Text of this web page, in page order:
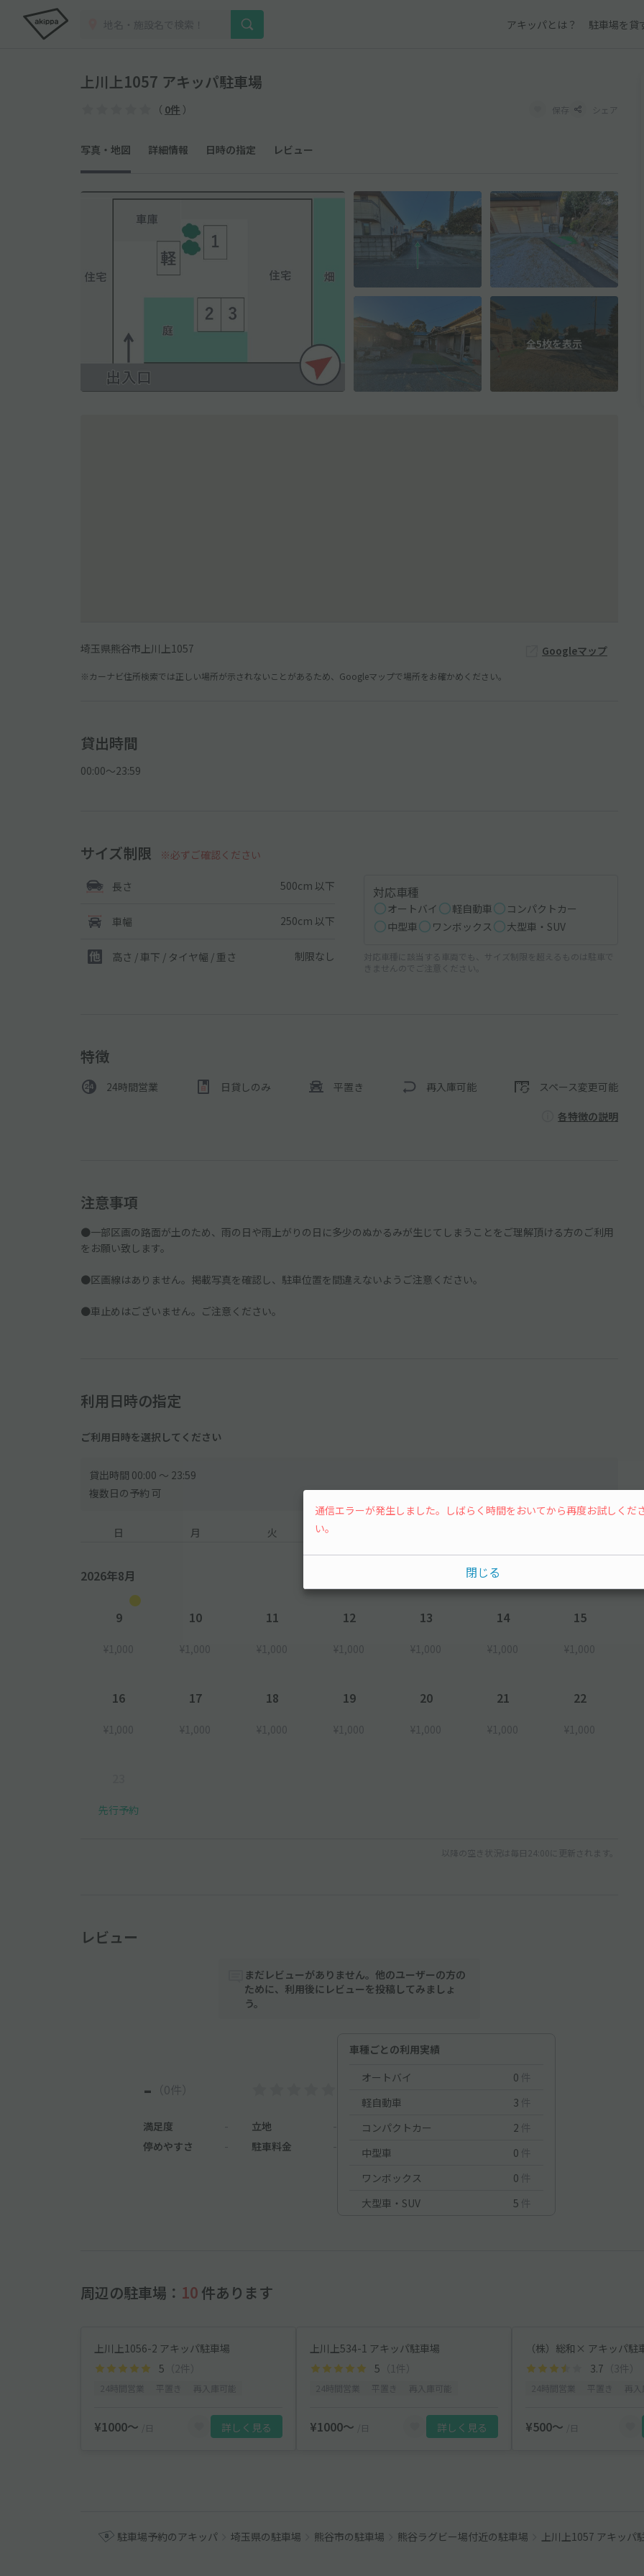
アキッパとは？ 駐車場を貸
上川上1057 アキッパ駐車場
（ 0件 ） 保存 シェア
写真・地図 詳細情報 日時の指定 レビュー
全5枚を表示
埼玉県熊谷市上川上1057 Googleマップ
※カーナビ住所検索では正しい場所が示されないことがあるため、Googleマップで場所をお確かめください。
貸出時間
00:00〜23:59
サイズ制限 ※必ずご確認ください
長さ 500cm 以下
車幅 250cm 以下
高さ / 車下 / タイヤ幅 / 重さ 制限なし
対応車種
オートバイ 軽自動車
コンパクトカー
中型車
ワンボックス 大型車・SUV
対応車種に該当する車両でも、サイズ制限を超えるものは駐車で
きませんのでご注意ください。
特徴
24時間営業 日貸しのみ 平置き 再入庫可能 スペース変更可能
各特徴の説明
注意事項
●一部区画の路面が土のため、雨の日や雨上がりの日に多少のぬかるみが生じてしまうことをご理解頂ける方のご利用
をお願い致します。
●区画線はありません。掲載写真を確認し、駐車位置を間違えないようご注意ください。
●車止めはございません。ご注意ください。
利用日時の指定
ご利用日時を選択してください
貸出時間 00:00 〜 23:59
複数日の予約 可
日 月 火
2026年8月
9
¥1,000
10
¥1,000
11
¥1,000
12
¥1,000
13
¥1,000
14
¥1,000
15
¥1,000
16
¥1,000
17
¥1,000
18
¥1,000
19
¥1,000
20
¥1,000
21
¥1,000
22
¥1,000
先行予約
以降の空き状況は毎日24:00に更新されます。
レビュー
まだレビューがありません。他のユーザーの方の
ために、利用後にレビューを投稿してみましょ
う。
- （0件）
満足度 立地
停めやすさ
駐車料金
車種ごとの利用実績
オートバイ
0 件
軽自動車
3 件
コンパクトカー
2 件
中型車
0 件
ワンボックス
0 件
大型車・SUV
5 件
周辺の駐車場： 10 件あります
上川上1056-2 アキッパ駐車場
5 （2件）
¥1000〜 /日 詳しく見る
上川上534-1 アキッパ駐車場
5 （1件）
¥1000〜 /日 詳しく見る
（株）総和× アキッパ駐
3.7 （3件）
¥500〜 /日
駐車場予約のアキッパ 埼玉県の駐車場 熊谷市の駐車場 熊谷ラグビー場付近の駐車場 上川上1057 アキッパ
通信エラーが発生しました。しばらく時間をおいてから再度お試しくだ
い。
閉じる